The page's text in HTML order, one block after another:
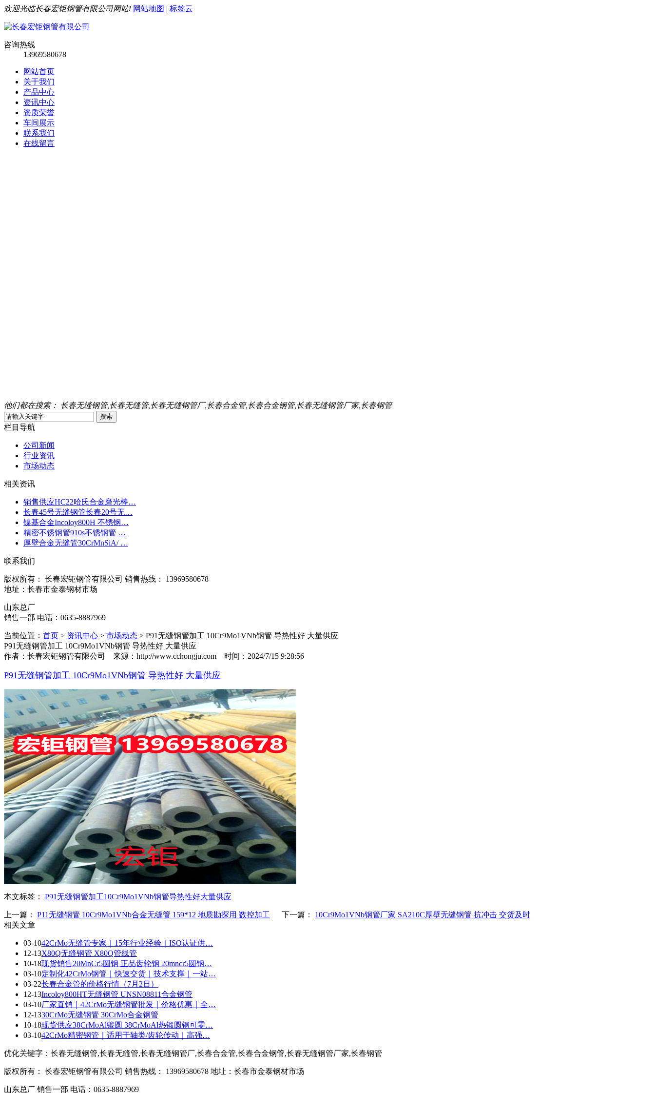
欢迎光临长春宏钜钢管有限公司网站! 网站地图 | 标签云
咨询热线
13969580678
网站首页
关于我们
产品中心
资讯中心
资质荣誉
车间展示
联系我们
在线留言
他们都在搜索： 长春无缝钢管,长春无缝管,长春无缝钢管厂,长春合金管,长春合金钢管,长春无缝钢管厂家,长春钢管
栏目导航
公司新闻
行业资讯
市场动态
相关资讯
销售供应HC22哈氏合金磨光棒…
长春45号无缝钢管长春20号无…
镍基合金Incoloy800H 不锈钢…
精密不锈钢管910s不锈钢管 …
厚壁合金无缝管30CrMnSiA/ …
联系我们
版权所有： 长春宏钜钢管有限公司 销售热线： 13969580678
地址：长春市金泰钢材市场
山东总厂
销售一部 电话：0635-8887969
当前位置： 首页 > 资讯中心 > 市场动态 > P91无缝钢管加工 10Cr9Mo1VNb钢管 导热性好 大量供应
P91无缝钢管加工 10Cr9Mo1VNb钢管 导热性好 大量供应
作者：长春宏钜钢管有限公司 来源：http://www.cchongju.com 时间：2024/7/15 9:28:56
P91无缝钢管加工 10Cr9Mo1VNb钢管 导热性好 大量供应
本文标签： P91无缝钢管加工10Cr9Mo1VNb钢管导热性好大量供应
上一篇： P11无缝钢管 10Cr9Mo1VNb合金无缝管 159*12 地质勘探用 数控加工 下一篇： 10Cr9Mo1VNb钢管厂家 SA210C厚壁无缝钢管 抗冲击 交货及时
相关文章
03-1042CrMo无缝管专家｜15年行业经验｜ISO认证供…
12-13X80Q无缝钢管 X80Q管线管
10-18现货销售20MnCr5圆钢 正品齿轮钢 20mncr5圆钢…
03-10定制化42CrMo钢管｜快速交货｜技术支撑｜一站…
03-22长春合金管的价格行情（7月2日）
12-13Incoloy800HT无缝钢管 UNSN08811合金钢管
03-10厂家直销｜42CrMo无缝钢管批发｜价格优惠｜全…
12-1330CrMo无缝钢管 30CrMo合金钢管
10-18现货供应38CrMoAl锻圆 38CrMoAl热锻圆钢可零…
03-1042CrMo精密钢管｜适用于轴类/齿轮传动｜高强…
优化关键字：长春无缝钢管,长春无缝管,长春无缝钢管厂,长春合金管,长春合金钢管,长春无缝钢管厂家,长春钢管
版权所有： 长春宏钜钢管有限公司 销售热线： 13969580678 地址：长春市金泰钢材市场
山东总厂 销售一部 电话：0635-8887969